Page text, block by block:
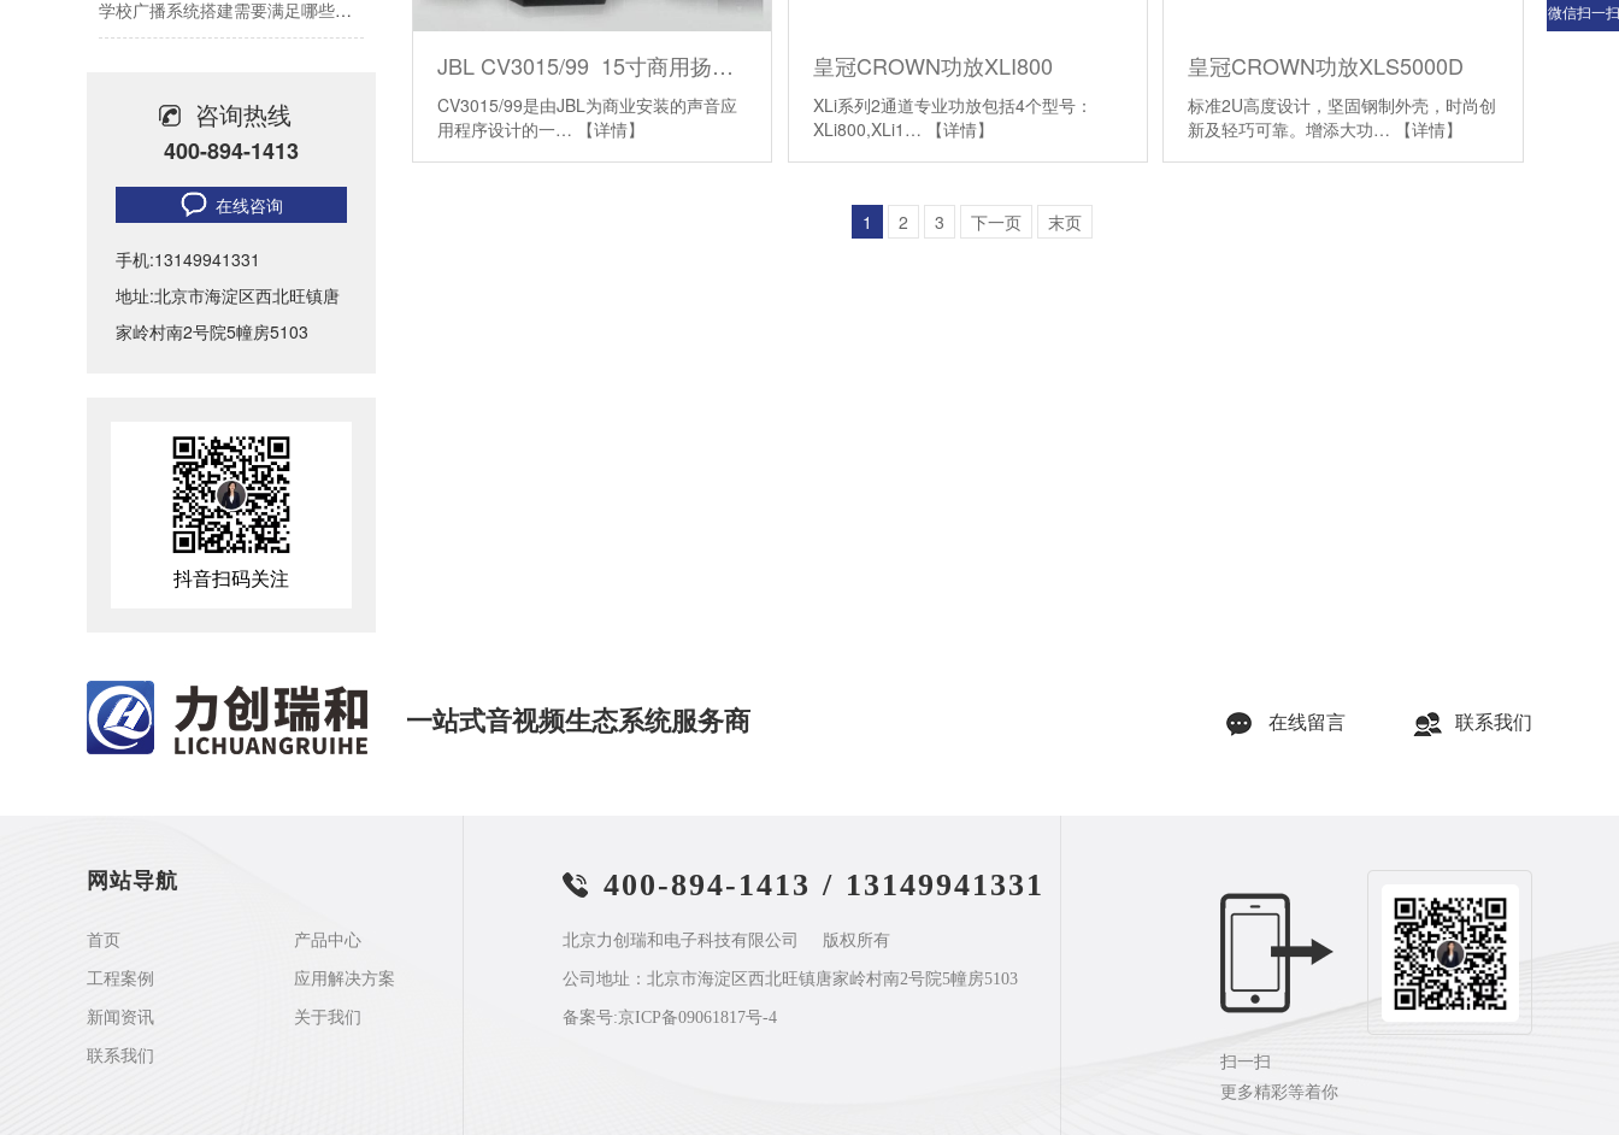
JBL CV3015/99 15寸商用扬声器
CV3015/99是由JBL为商业安装的声音应
用程序设计的一…
【详情】
皇冠CROWN功放XLI800
XLi系列2通道专业功放包括4个型号：
XLi800,XLi1…
【详情】
皇冠CROWN功放XLS5000D
标准2U高度设计，坚固钢制外壳，时尚创
新及轻巧可靠。增添大功…
【详情】
1 2 3 下一页 末页
酒店宴会音响系统设计-怎样布局
咨询热线
400-894-1413
在线咨询
手机:13149941331
地址:北京市海淀区西北旺镇唐
家岭村南2号院5幢房5103
抖音扫码关注
一站式音视频生态系统服务商 在线留言 联系我们
网站导航
首页 产品中心
工程案例 应用解决方案
新闻资讯 关于我们
联系我们
400-894-1413 / 13149941331
北京力创瑞和电子科技有限公司 版权所有
公司地址：北京市海淀区西北旺镇唐家岭村南2号院5幢房5103
备案号:京ICP备09061817号-4
扫一扫
更多精彩等着你
微信扫一扫